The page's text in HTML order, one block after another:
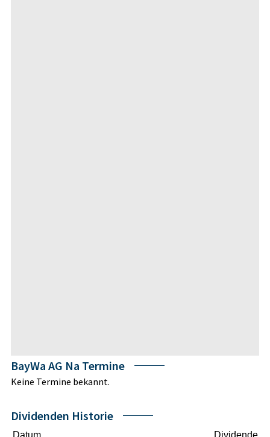
BayWa AG Na Termine
Keine Termine bekannt.
Dividenden Historie
Datum Dividende